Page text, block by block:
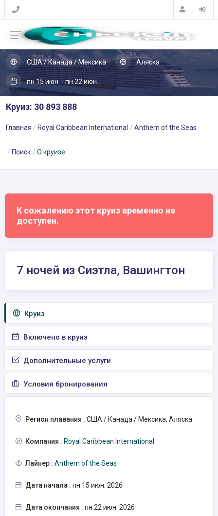
США / Канада / Мексика Аляска
пн 15 июн. - пн 22 июн.
Круиз: 30 893 888
Главная Royal Caribbean International Anthem of the Seas
Поиск О круизе
К сожалению этот круиз временно не
доступен.
7 ночей из Сиэтла, Вашингтон
Круиз
Включено в круиз
Дополнительные услуги
Условия бронирования
Регион плавания : США / Канада / Мексика, Аляска
Компания : Royal Caribbean International
Лайнер : Anthem of the Seas
Дата начала : пн 15 июн. 2026
Дата окончания : пн 22 июн. 2026